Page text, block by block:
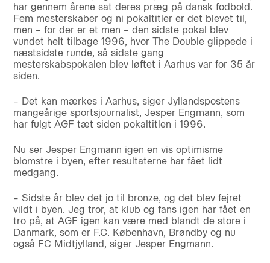
har gennem årene sat deres præg på dansk fodbold.
Fem mesterskaber og ni pokaltitler er det blevet til,
men – for der er et men – den sidste pokal blev
vundet helt tilbage 1996, hvor The Double glippede i
næstsidste runde, så sidste gang
mesterskabspokalen blev løftet i Aarhus var for 35 år
siden.
– Det kan mærkes i Aarhus, siger Jyllandspostens
mangeårige sportsjournalist, Jesper Engmann, som
har fulgt AGF tæt siden pokaltitlen i 1996.
Nu ser Jesper Engmann igen en vis optimisme
blomstre i byen, efter resultaterne har fået lidt
medgang.
– Sidste år blev det jo til bronze, og det blev fejret
vildt i byen. Jeg tror, at klub og fans igen har fået en
tro på, at AGF igen kan være med blandt de store i
Danmark, som er F.C. København, Brøndby og nu
også FC Midtjylland, siger Jesper Engmann.